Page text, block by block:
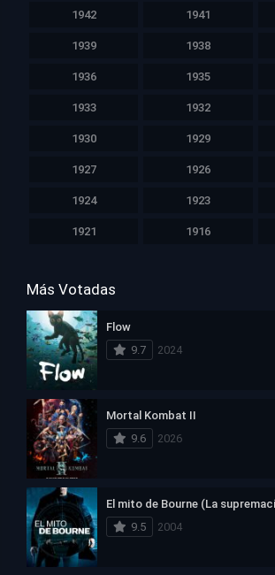
1942 1941
1939 1938
1936 1935
1933 1932
1930 1929
1927 1926
1924 1923
1921 1916
Más Votadas
Flow
9.7
2024
Mortal Kombat II
9.6
2026
El mito de Bourne (La
9.5
2004